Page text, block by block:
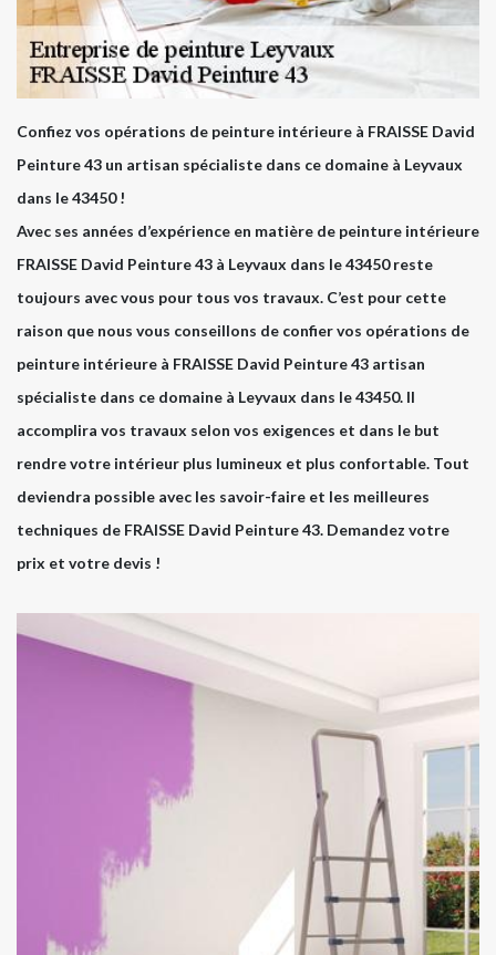
Confiez vos opérations de peinture intérieure à FRAISSE David
Peinture 43 un artisan spécialiste dans ce domaine à Leyvaux
dans le 43450 !
Avec ses années d’expérience en matière de peinture intérieure
FRAISSE David Peinture 43 à Leyvaux dans le 43450 reste
toujours avec vous pour tous vos travaux. C’est pour cette
raison que nous vous conseillons de confier vos opérations de
peinture intérieure à FRAISSE David Peinture 43 artisan
spécialiste dans ce domaine à Leyvaux dans le 43450. Il
accomplira vos travaux selon vos exigences et dans le but
rendre votre intérieur plus lumineux et plus confortable. Tout
deviendra possible avec les savoir-faire et les meilleures
techniques de FRAISSE David Peinture 43. Demandez votre
prix et votre devis !